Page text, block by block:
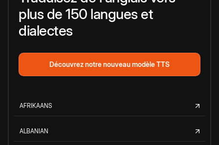
plus de 150 langues et
dialectes
Découvrez notre nouveau modèle TTS
AFRIKAANS
ALBANIAN